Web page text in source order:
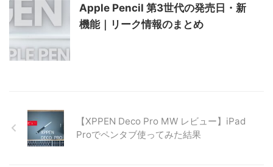
Apple Pencil 第3世代の発売日・新
機能｜リーク情報のまとめ
【XPPEN Deco Pro MW レビュー】iPad
Proでペンタブ使ってみた結果